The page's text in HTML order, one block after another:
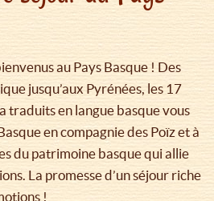
au Pays Basque ! Des
jusqu’aux Pyrénées, les 17
traduits en langue basque vous
en compagnie des Poïz et à
du patrimoine basque qui allie
La promesse d’un séjour riche
!